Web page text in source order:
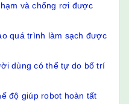
và chống rơi được
quá trình làm sạch được
dùng có thể tự do bố trí
độ giúp robot hoàn tất